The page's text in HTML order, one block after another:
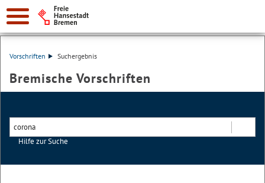
Vorschriften Suchergebnis
Bremische Vorschriften
Hilfe zur Suche